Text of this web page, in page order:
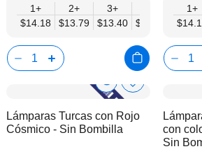
1+
$14.18
2+
$13.79
3+
$13.40
$13.00
9+
1+
Show
Product
Info
Añadir
la
Lámparas Turcas con Rojo
Cósmico - Sin Bombilla
con
Sin